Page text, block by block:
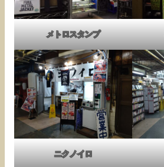
メトロスタンプ
ニクノイロ